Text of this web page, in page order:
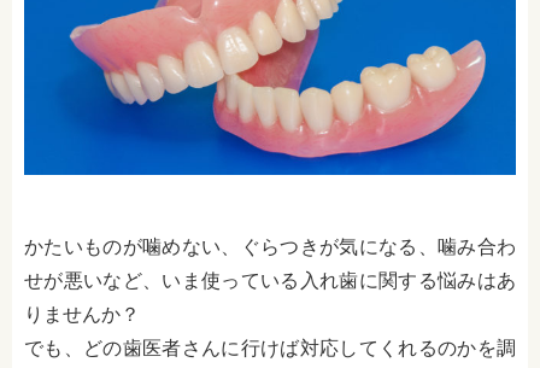
かたいものが噛めない、ぐらつきが気になる、噛み合わ
せが悪いなど、いま使っている入れ歯に関する悩みはあ
りませんか？
でも、どの歯医者さんに行けば対応してくれるのかを調